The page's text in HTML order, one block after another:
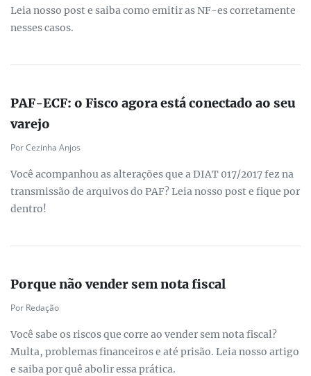
Leia nosso post e saiba como emitir as NF-es corretamente
nesses casos.
PAF-ECF: o Fisco agora está conectado ao seu
varejo
Por Cezinha Anjos
Você acompanhou as alterações que a DIAT 017/2017 fez na
transmissão de arquivos do PAF? Leia nosso post e fique por
dentro!
Porque não vender sem nota fiscal
Por Redação
Você sabe os riscos que corre ao vender sem nota fiscal?
Multa, problemas financeiros e até prisão. Leia nosso artigo
e saiba por quê abolir essa prática.